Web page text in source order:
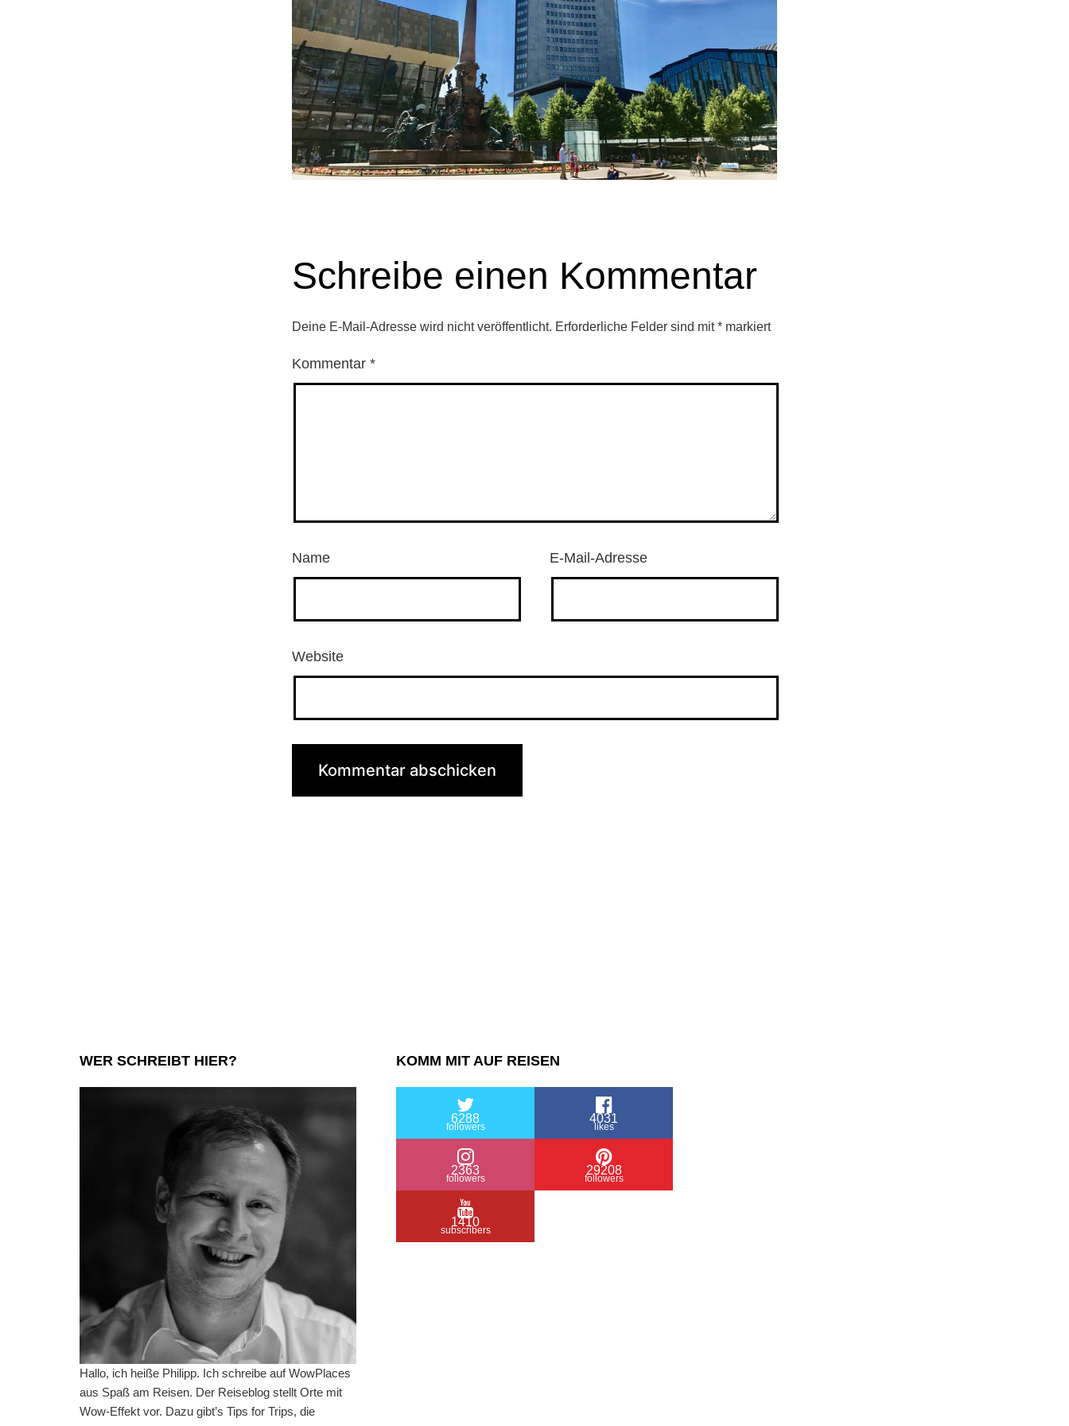
Schreibe einen Kommentar
Deine E-Mail-Adresse wird nicht veröffentlicht. Erforderliche Felder sind mit* markiert
Kommentar *
Name E-Mail-Adresse
Website
WER SCHREIBT HIER?
Hallo, ich heiße Philipp. Ich schreibe auf WowPlaces
aus Spaß am Reisen. Der Reiseblog stellt Orte mit
Wow-Effekt vor. Dazu gibt’s Tips for Trips, die
KOMM MIT AUF REISEN
6288
followers
4031
likes
2363
followers
29208
followers
1410
subscribers